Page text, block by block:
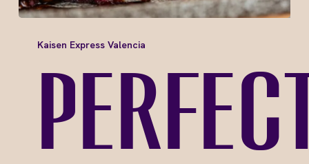
Kaisen Express Valencia